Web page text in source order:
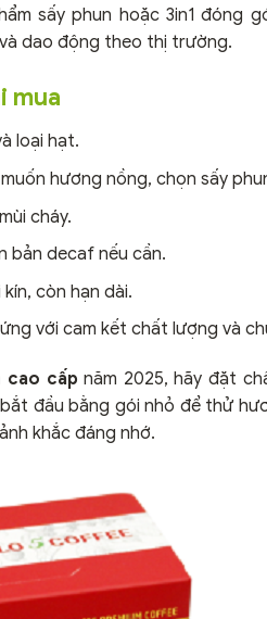
sấy phun hoặc 3in1 đóng
dao động theo thị trường.
mua
loại hạt.
hương nồng, chọn sấy
cháy.
bản decaf nếu cần.
còn hạn dài.
với cam kết chất lượng và
cao cấp năm 2025, hãy đặt
đầu bằng gói nhỏ để thử
khắc đáng nhớ.